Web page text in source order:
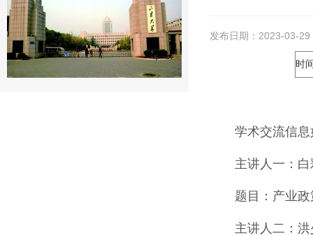
发布日期：2023-03-29
时
学术交流信
主讲人一 ：
题目： 产业
主讲人二 ： 洪